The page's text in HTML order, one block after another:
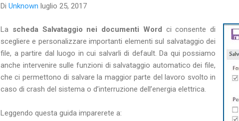
Di Unknown luglio 25, 2017
La scheda Salvataggio nei documenti Word ci consente di
scegliere e personalizzare importanti elementi sul salvataggio dei
file, a partire dal luogo in cui salvarli di default. Da qui possiamo
anche intervenire sulle funzioni di salvataggio automatico dei file,
che ci permettono di salvare la maggior parte del lavoro svolto in
caso di crash del sistema o d’interruzione dell’energia elettrica.
Leggendo questa guida imparerete a: